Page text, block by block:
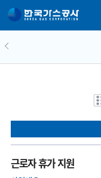
전
바
근로자 휴가 지원